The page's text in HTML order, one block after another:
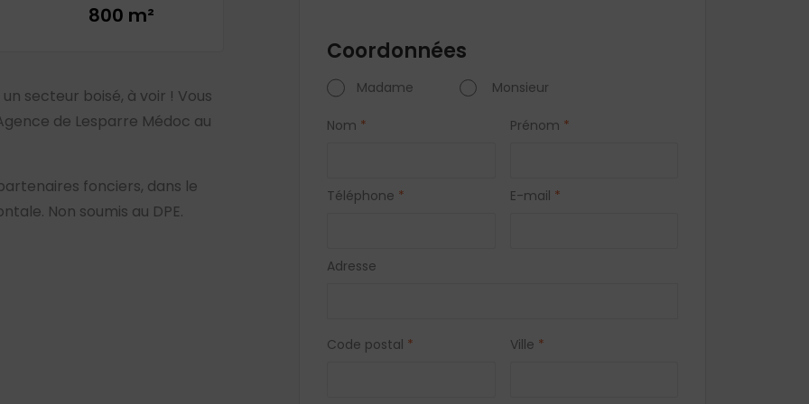
800 m²
secteur boisé, à voir ! Vous
de Lesparre Médoc au
fonciers, dans le
Non soumis au DPE.
Coordonnées
Madame Monsieur
Nom * Prénom *
Téléphone * E-mail *
Adresse
Code postal * Ville *